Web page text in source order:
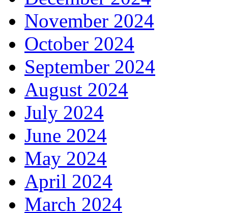
November 2024
October 2024
September 2024
August 2024
July 2024
June 2024
May 2024
April 2024
March 2024